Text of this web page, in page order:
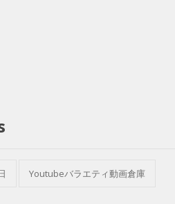
Youtubeバラエティ動画倉庫